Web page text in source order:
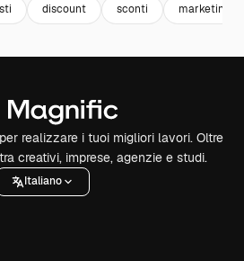
discount sconti marketing
realizzare i tuoi migliori lavori. Oltre
creativi, imprese, agenzie e studi.
Italiano